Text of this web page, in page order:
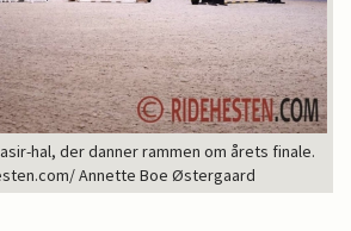
hal, der danner rammen om årets finale.
Annette Boe Østergaard